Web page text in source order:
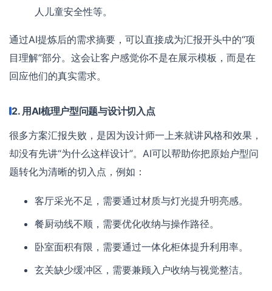
人儿童安全性等。
通过AI提炼后的需求摘要，可以直接成为汇报开头中的“项
目理解”部分。这会让客户感觉你不是在展示模板，而是在
回应他们的真实需求。
2. 用AI梳理户型问题与设计切入点
很多方案汇报失败，是因为设计师一上来就讲风格和效果，
却没有先讲“为什么这样设计”。AI可以帮助你把原始户型问
题转化为清晰的切入点，例如：
客厅采光不足，需要通过材质与灯光提升明亮感。
餐厨动线不顺，需要优化收纳与操作路径。
卧室面积有限，需要通过一体化柜体提升利用率。
玄关缺少缓冲区，需要兼顾入户收纳与视觉整洁。